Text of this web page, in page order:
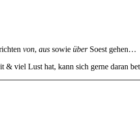
von, aus sowie überSoest gehen…
viel Lust hat, kann sich gerne daran